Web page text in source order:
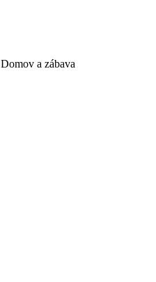
Domov a zábava